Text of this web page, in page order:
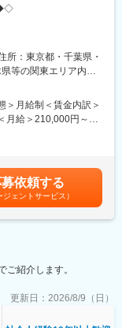
◆◇
出も可能です。
談ください。
／
ない…そんな方にも
ルを身に付けて自分
所：東京都・千葉県・
等の関東エリア内の
重県等の東海エリア内
：屋内全面禁煙＜勤
＞月給制＜賃金内訳＞
月給＞210,000円～
ます。月給(月額)は固
依頼する
ジェントサービス）
紹介します。
更新日： 2026/8/9（日）